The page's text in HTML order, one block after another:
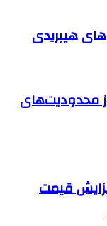
هیبریدی
محدودیت‌های
قیمت